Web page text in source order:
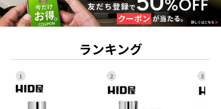
ランキング
1 2 3